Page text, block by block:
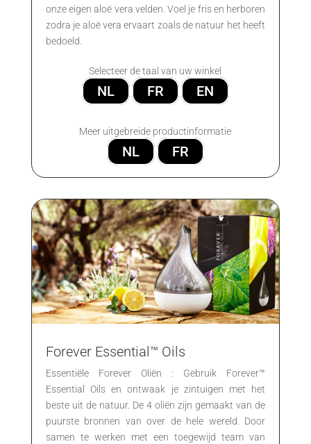
onze eigen aloë vera velden. Voel je fris en herboren
zodra je aloë vera ervaart zoals de natuur het heeft
bedoeld.
Selecteer de taal van uw winkel
NL FR EN
Meer uitgebreide productinformatie
NL FR
Forever Essential™ Oils
Essentiële Forever Oliën : Gebruik Forever™
Essential Oils en ontwaak je zintuigen met het
beste uit de natuur. De 4 oliën zijn gemaakt van de
puurste bronnen van over de hele wereld. Door
samen te werken met een toegewijd team van